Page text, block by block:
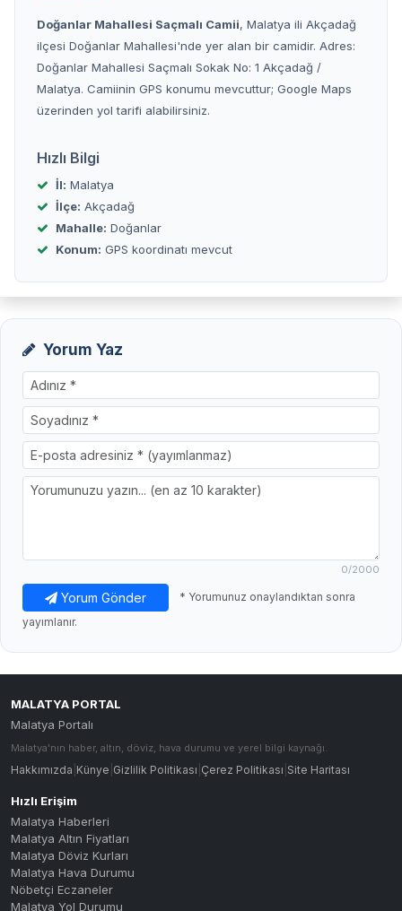
Doğanlar Mahallesi Saçmalı Camii, Malatya ili Akçadağ
ilçesi Doğanlar Mahallesi'nde yer alan bir camidir. Adres:
Doğanlar Mahallesi Saçmalı Sokak No: 1 Akçadağ /
Malatya. Camiinin GPS konumu mevcuttur; Google Maps
üzerinden yol tarifi alabilirsiniz.
Hızlı Bilgi
İl: Malatya
İlçe: Akçadağ
Mahalle: Doğanlar
Konum: GPS koordinatı mevcut
Yorum Yaz
0/2000
Yorum Gönder
* Yorumunuz onaylandıktan sonra
yayımlanır.
MALATYA PORTAL
Malatya Portalı
Malatya'nın haber, altın, döviz, hava durumu ve yerel bilgi kaynağı.
Hakkımızda Künye Gizlilik Politikası Çerez Politikası Site Haritası
Hızlı Erişim
Malatya Haberleri
Malatya Altın Fiyatları
Malatya Döviz Kurları
Malatya Hava Durumu
Nöbetçi Eczaneler
Malatya Yol Durumu